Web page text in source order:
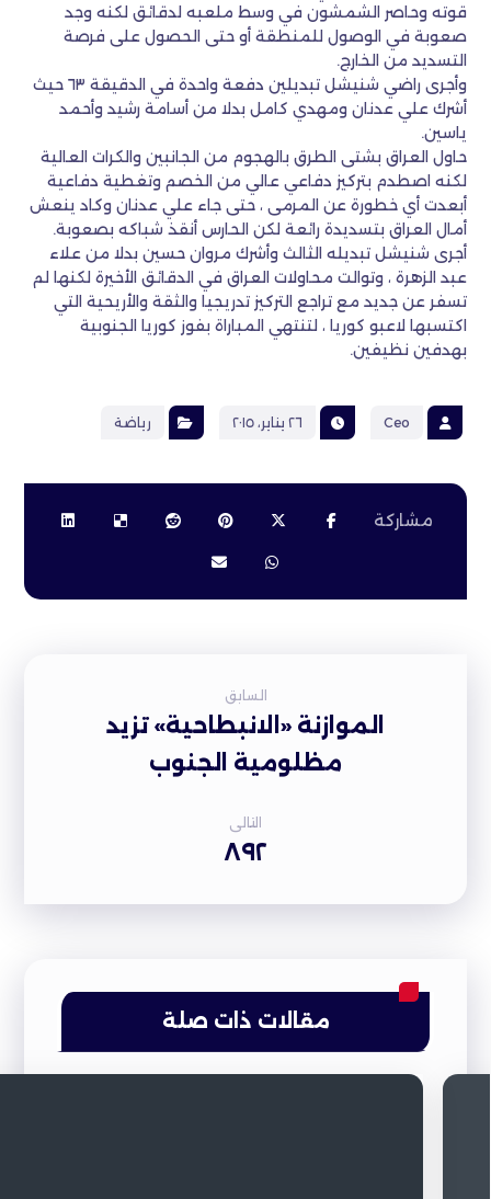
قوته وحاصر الشمشون في وسط ملعبه لدقائق لكنه وجد
صعوبة في الوصول للمنطقة أو حتى الحصول على فرصة
التسديد من الخارج.
وأجرى راضي شنيشل تبديلين دفعة واحدة في الدقيقة ٦٣ حيث
أشرك علي عدنان ومهدي كامل بدلا من أسامة رشيد وأحمد
ياسين.
حاول العراق بشتى الطرق بالهجوم من الجانبين والكرات العالية
لكنه اصطدم بتركيز دفاعي عالي من الخصم وتغطية دفاعية
أبعدت أي خطورة عن المرمى ، حتى جاء علي عدنان وكاد ينعش
أمال العراق بتسديدة رائعة لكن الحارس أنقذ شباكه بصعوبة.
أجرى شنيشل تبديله الثالث وأشرك مروان حسين بدلا من علاء
عبد الزهرة ، وتوالت محاولات العراق في الدقائق الأخيرة لكنها لم
تسفر عن جديد مع تراجع التركيز تدريجيا والثقة والأريحية التي
اكتسبها لاعبو كوريا ، لتنتهي المباراة بفوز كوريا الجنوبية
بهدفين نظيفين.
Ceo ٢٦ يناير، ٢٠١٥ رياضة
السابق
الموازنة «الانبطاحية» تزيد
مظلومية الجنوب
التالى
٨٩٢
مقالات ذات صلة